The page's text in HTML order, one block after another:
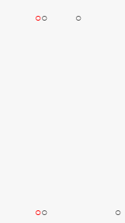
○○ ○
○○ ○